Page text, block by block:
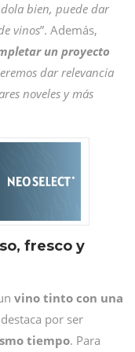
bien, puede dar
vinos”. Además,
un proyecto
dar relevancia
noveles y más
fresco y
vino tinto con una
por ser
tiempo. Para